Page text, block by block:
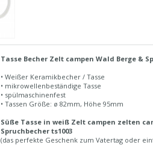
Tasse Becher Zelt campen Wald Berge &
• Weißer Keramikbecher / Tasse
• mikrowellenbeständige Tasse
• spülmaschinenfest
• Tassen Größe: ø 82mm, Höhe 95mm
Süße Tasse in weiß Zelt campen zelten
Spruchbecher ts1003
(das perfekte Geschenk zum Vatertag oder